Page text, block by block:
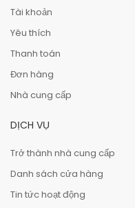
Tài khoản
Yêu thích
Thanh toán
Đơn hàng
Nhà cung cấp
DỊCH VỤ
Trở thành nhà cung cấp
Danh sách cửa hàng
Tin tức hoạt động